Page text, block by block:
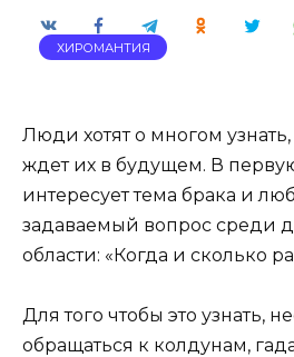
ХИРОМАНТИЯ
Люди хотят о многом узнать,
ждет их в будущем. В
интересует тема брака и
задаваемый вопрос среди
области: «Когда и сколько
Для того чтобы это узнать,
обращаться к колдунам,